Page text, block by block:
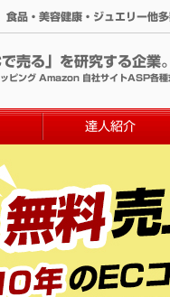
品・美容健康・ジュエリー他多
売る」を研究する企業。
ピング Amazon 自社サイトASP各種
達人紹介